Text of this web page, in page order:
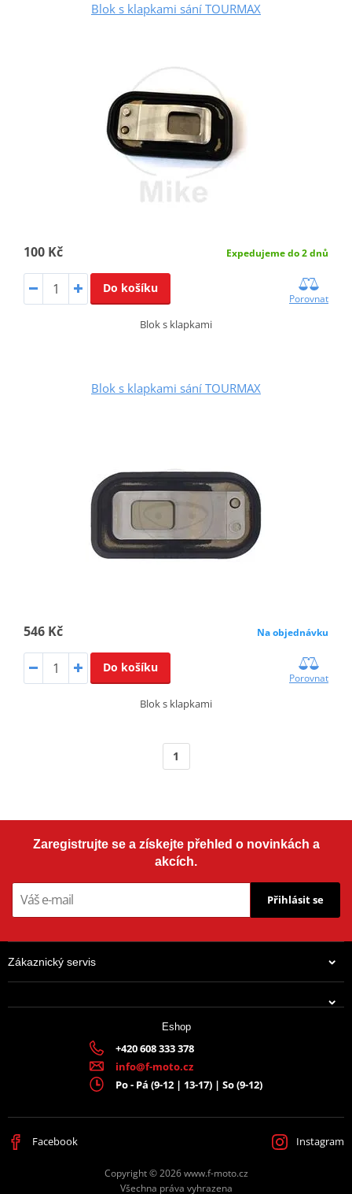
Blok s klapkami sání TOURMAX
100 Kč Expedujeme do 2 dnů
Do košíku
Porovnat
Blok s klapkami
Blok s klapkami sání TOURMAX
546 Kč Na objednávku
Do košíku
Porovnat
Blok s klapkami
1
Zaregistrujte se a získejte přehled o novinkách a
akcích.
Přihlásit se
Zákaznický servis
Eshop
+420 608 333 378
info@f-moto.cz
Po - Pá (9-12 | 13-17) | So (9-12)
Facebook Instagram
Copyright © 2026 www.f-moto.cz
Všechna práva vyhrazena